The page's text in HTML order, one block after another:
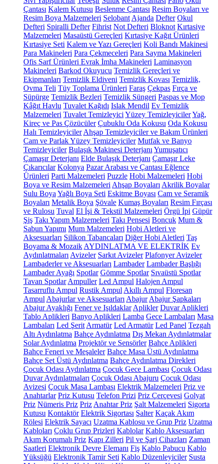
Çantası Kalem Kutusu Beslenme Çantası Resim Boyaları ve
Resim Boya Malzemeleri Selobant Ajanda Defter Okul
Defteri Spiralli Defter Fihrist Not Defteri Bloknot Kırtasiye
Malzemeleri Masaüstü Gereçleri Kırtasiye Kağıt Ürünleri
Kırtasiye Seti Kalem ve Yazı Gereçleri Koli Bandı Makinesi
Para Makineleri Para Çekmeceleri Para Sayma Makineleri
Ofis Sarf Ürünleri Evrak İmha Makineleri Laminasyon
Makineleri Barkod Okuyucu Temizlik Gereçleri ve
Ekipmanları Temizlik Eldiveni Temizlik Kovası Temizlik,
Ovma Teli Tüy Toplama Ürünleri Faraş Çekpas Fırça ve
Süpürge Temizlik Bezleri Temizlik Süngeri Paspas ve Mop
Kâğıt Havlu Tuvalet Kağıdı Islak Mendil Ev Temizlik
Malzemeleri Tuvalet Temizleyici Yüzey TemizleyicilerYağ,
Kireç ve Pas Çözücüler Çubuklu Oda Kokusu Oda Kokusu
Halı Temizleyiciler Ahşap Temizleyiciler ve Bakım Ürünleri
Cam ve Parlak Yüzey Temizleyiciler Mutfak ve Banyo
Temizleyiciler Bulaşık Makinesi Deterjanı Yumuşatıcı
Çamaşır Deterjanı Elde Bulaşık Deterjanı Çamaşır Leke
Çıkarıcılar Kolonya Pazar Arabası ve Çantası Eğlence
Ürünleri Parti Malzemeleri Puzzle Hobi Malzemeleri Hobi
Boya ve Resim Malzemeleri Ahşap Boyaları Akrilik Boyalar
Sulu Boya Yağlı Boya Seti Eskitme Boyası Cam ve Seramik
Boyaları Metalik Boya Şövale Kumaş Boyaları Resim Fırçası
ve Rulosu Tuval El İşi & Tekstil Malzemeleri Örgü İpi Güpür
Şiş Takı Yapım Malzemeleri Takı Pensesi Boncuk Mum &
Sabun Yapımı Mum Malzemeleri Hobi Aletleri ve
Aksesuarları Silikon Tabancaları Diğer Hobi Aletleri Taş
Boyama & Mozaik AYDINLATMA VE ELEKTRİK Ev
Aydınlatmaları Avizeler Sarkıt Avizeler Plafonyer Avizeler
Lambaderler ve Aksesuarları Lambader Lambader Başlığı
Lambader Ayağı Spotlar Gömme Spotlar Sıvaüstü Spotlar
Tavan Spotlar Ampuller Led Ampul Halojen Ampul
Tasarruflu Ampul Rustik Ampul Akıllı Ampul Floresan
Ampul Abajurlar ve Aksesuarları Abajur Abajur Şapkaları
Abajur Ayaklığı Fener ve Işıldaklar Aplikler Duvar Aplikleri
Tablo Aplikleri Banyo Aplikleri Lamba Gece Lambaları Masa
Lambaları Led Şerit Armatür Led Armatür Led Panel Tezgah
Altı Aydınlatma Bahçe Aydınlatma Dış Mekan Aydınlatmalar
Solar Aydınlatma Projektör ve Sensörler Bahçe Aplikleri
Bahçe Feneri ve Meşaleler Bahçe Masa Üstü Aydınlatma
Bahçe Set Üstü Aydınlatma Bahçe Aydınlatma Direkleri
Çocuk Odası Aydınlatma Çocuk Gece Lambası Çocuk Odası
Duvar Aydınlatmaları Çocuk Odası Abajuru Çocuk Odası
Avizesi Çocuk Masa Lambası Elektrik Malzemeleri Priz ve
Anahtarlar Priz Kutusu Telefon Prizi Priz Çerçevesi Golyat
Priz Nümeris Priz Priz Anahtar Priz Şalt Malzemeleri Sigorta
Kutusu Kontaktör Elektrik Sigortası Şalter Kaçak Akım
Rölesi Elektrik Sayacı Uzatma Kablosu ve Grup Priz Uzatma
Kabloları Çoklu Grup Prizleri Kablolar Kablo Aksesuarları
Akım Korumalı Priz Kapı Zilleri Pil ve Şarj Cihazları Zaman
Saatleri Elektronik Devre Elemanı Fiş Kablo Pabucu Kablo
Yüksüğü Elektronik Tamir Seti Kablo Düzenleyiciler Susta